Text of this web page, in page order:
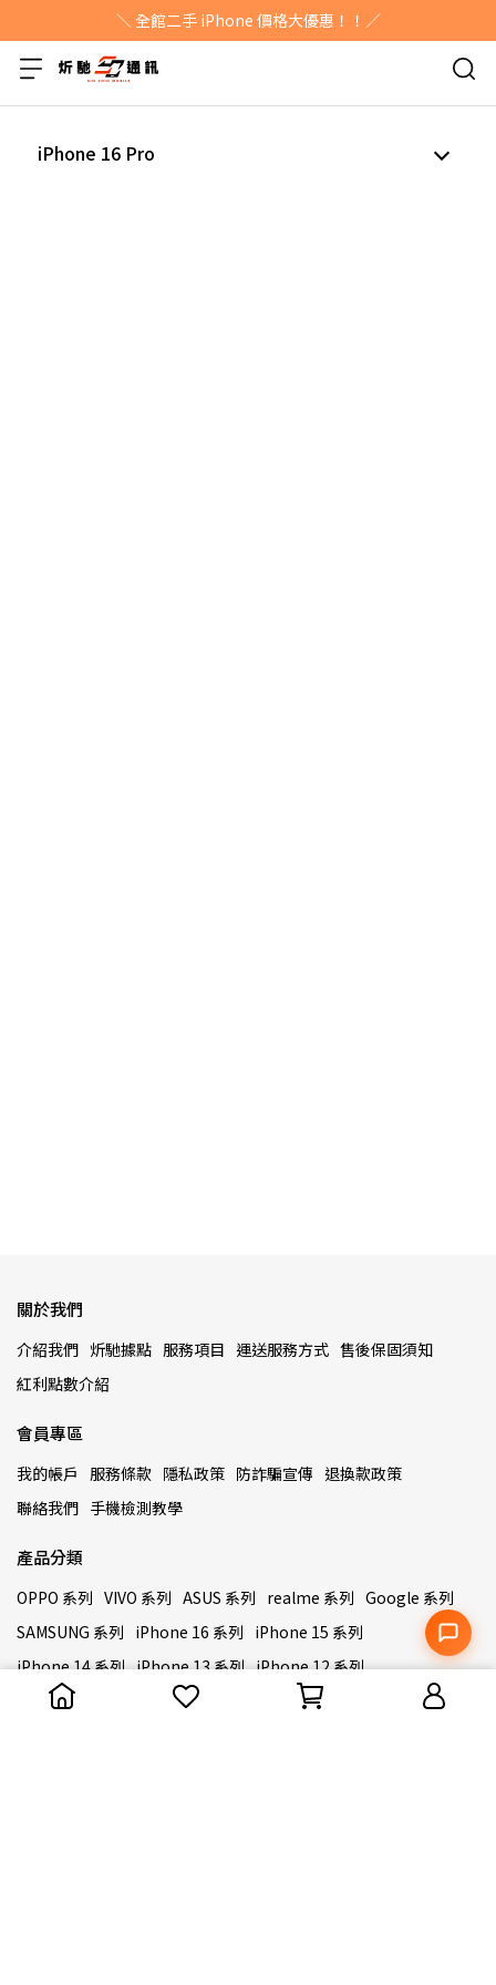
＼ 全館二手 iPhone 價格大優惠！！／
iPhone 16 Pro
關於我們
介紹我們 炘馳據點 服務項目 運送服務方式 售後保固須知
紅利點數介紹
會員專區
我的帳戶 服務條款 隱私政策 防詐騙宣傳 退換款政策
聯絡我們 手機檢測教學
產品分類
OPPO 系列 VIVO 系列 ASUS 系列 realme 系列 Google 系列
SAMSUNG 系列 iPhone 16 系列 iPhone 15 系列
iPhone 14 系列 iPhone 13 系列 iPhone 12 系列
iPhone 11 系列